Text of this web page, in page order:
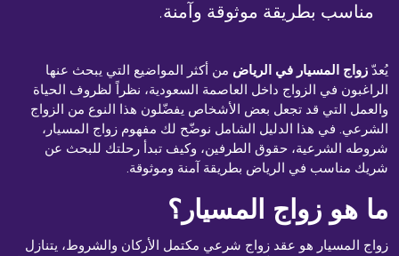
مناسب بطريقة موثوقة وآمنة.
يُعدّ زواج المسيار في الرياض من أكثر المواضيع التي يبحث عنها
الراغبون في الزواج داخل العاصمة السعودية، نظراً لظروف الحياة
والعمل التي قد تجعل بعض الأشخاص يفضّلون هذا النوع من الزواج
الشرعي. في هذا الدليل الشامل نوضّح لك مفهوم زواج المسيار،
شروطه الشرعية، حقوق الطرفين، وكيف تبدأ رحلتك للبحث عن
شريك مناسب في الرياض بطريقة آمنة وموثوقة.
ما هو زواج المسيار؟
زواج المسيار هو عقد زواج شرعي مكتمل الأركان والشروط، يتنازل